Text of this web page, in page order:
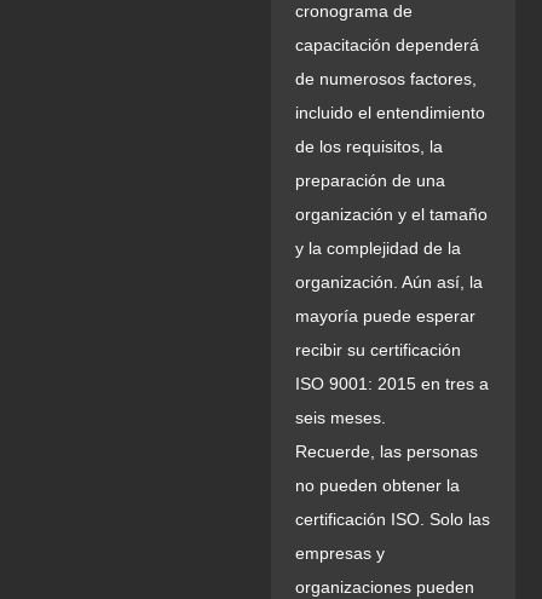
cronograma de
capacitación dependerá
de numerosos factores,
incluido el entendimiento
de los requisitos, la
preparación de una
organización y el tamaño
y la complejidad de la
organización. Aún así, la
mayoría puede esperar
recibir su certificación
ISO 9001: 2015 en tres a
seis meses.
Recuerde, las personas
no pueden obtener la
certificación ISO. Solo las
empresas y
organizaciones pueden